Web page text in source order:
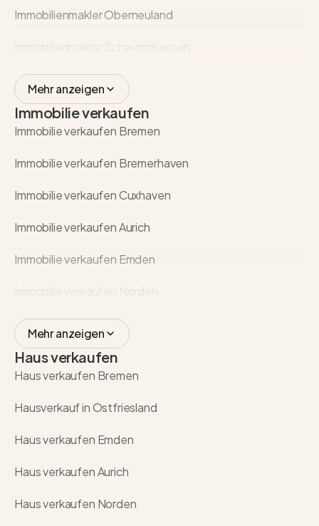
Immobilienmakler Oberneuland
Mehr anzeigen
Immobilie verkaufen
Immobilie verkaufen Bremen
Immobilie verkaufen Bremerhaven
Immobilie verkaufen Cuxhaven
Immobilie verkaufen Aurich
Immobilie verkaufen Emden
Mehr anzeigen
Haus verkaufen
Haus verkaufen Bremen
Hausverkauf in Ostfriesland
Haus verkaufen Emden
Haus verkaufen Aurich
Haus verkaufen Norden